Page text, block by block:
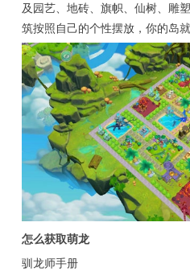
及园艺、地砖、旗帜、仙树、雕
筑按照自己的个性摆放，你的岛
怎么获取萌龙
驯龙师手册